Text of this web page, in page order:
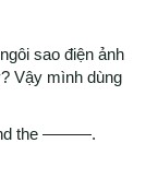
sao điện ảnh
Vậy mình dùng
the ———.